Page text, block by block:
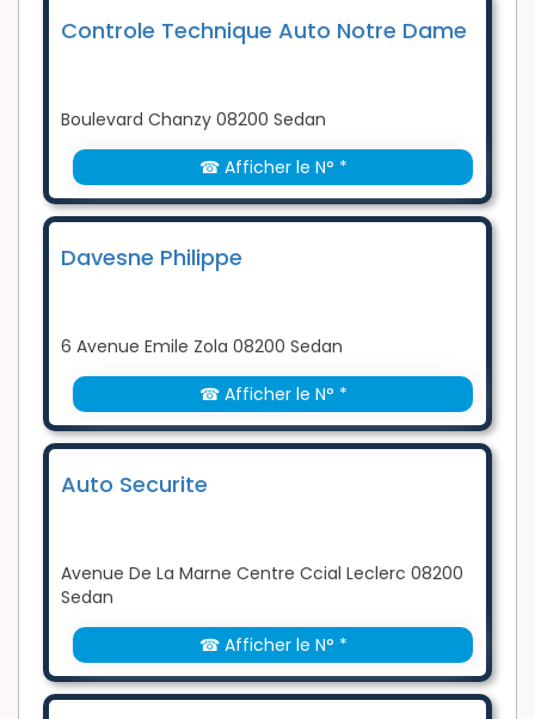
Controle Technique Auto Notre Dame
Boulevard Chanzy 08200 Sedan
☎ Afficher le N° *
Davesne Philippe
6 Avenue Emile Zola 08200 Sedan
☎ Afficher le N° *
Auto Securite
Avenue De La Marne Centre Ccial Leclerc 08200
Sedan
☎ Afficher le N° *